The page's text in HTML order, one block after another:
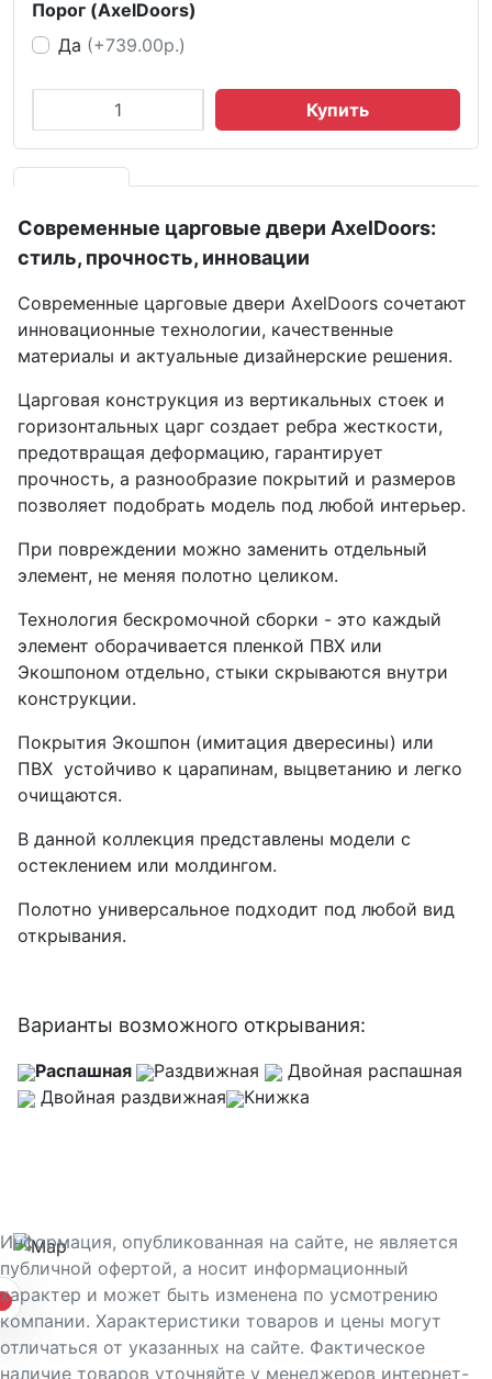
Порог (AxelDoors)
Да (+739.00р.)
Купить
Современные царговые двери AxelDoors:
стиль, прочность, инновации
Современные царговые двери AxelDoors сочетают
инновационные технологии, качественные
материалы и актуальные дизайнерские решения.
Царговая конструкция из вертикальных стоек и
горизонтальных царг создает ребра жесткости,
предотвращая деформацию, гарантирует
прочность, а разнообразие покрытий и размеров
позволяет подобрать модель под любой интерьер.
При повреждении можно заменить отдельный
элемент, не меняя полотно целиком.
Технология бескромочной сборки - это каждый
элемент оборачивается пленкой ПВХ или
Экошпоном отдельно, стыки скрываются внутри
конструкции.
Покрытия Экошпон (имитация двересины) или
ПВХ устойчиво к царапинам, выцветанию и легко
очищаются.
В данной коллекция представлены модели с
остеклением или молдингом.
Полотно универсальное подходит под любой вид
открывания.
Варианты возможного открывания:
Распашная Раздвижная
Двойная распашная
Двойная раздвижная
Книжка
Информация, опубликованная на сайте, не является
публичной офертой, а носит информационный
характер и может быть изменена по усмотрению
компании. Характеристики товаров и цены могут
отличаться от указанных на сайте. Фактическое
наличие товаров уточняйте у менеджеров интернет-